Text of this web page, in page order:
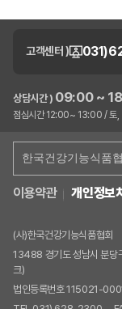
고객센터 )
상담시간 ) 09:00 ~
점심시간 12:00~ 13:00 / 토,
이용약관 개인정보
(사)한국건강기능식품협회
13488 경기도 성남시 분당
크)
법인등록번호 115021-